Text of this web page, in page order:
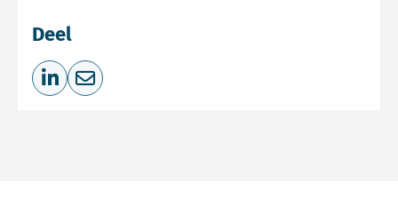
Deel
Deel op LinkedIn
Deel via e-mail